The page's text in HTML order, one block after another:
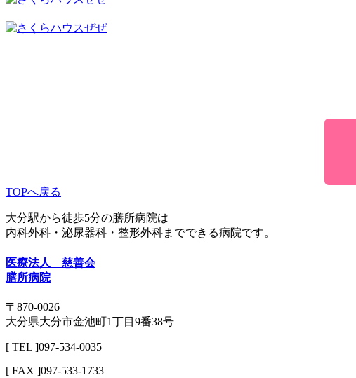
TOPへ戻る
大分駅から徒歩5分の膳所病院は
内科外科・泌尿器科・整形外科までできる病院です。
医療法人 慈善会
膳所病院
〒870-0026
大分県大分市金池町1丁目9番38号
[ TEL ]097-534-0035
[ FAX ]097-533-1733